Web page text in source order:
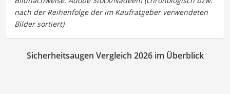
Sicherheitsaugen Vergleich 2026 im Überblick